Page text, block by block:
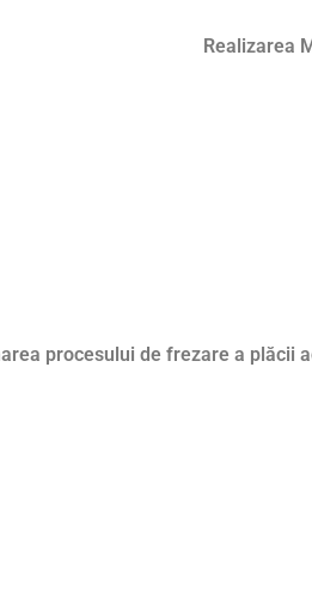
Realizarea
procesului de frezare a plăcii